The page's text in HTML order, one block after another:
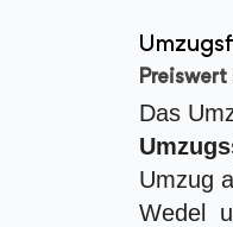
Das
Umzug
Wedel